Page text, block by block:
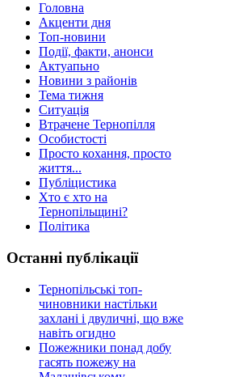
Головна
Акценти дня
Топ-новини
Події, факти, анонси
Актуапьно
Новини з районів
Тема тижня
Ситуація
Втрачене Тернопілля
Особистості
Просто кохання, просто
життя...
Публіцистика
Хто є хто на
Тернопільщині?
Політика
Останні публікації
Тернопільські топ-
чиновники настільки
захлані і двуличні, що вже
навіть огидно
Пожежники понад добу
гасять пожежу на